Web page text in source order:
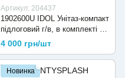
Артикул: 204437
1902600U IDOL Унітаз-компакт
підлоговий г/в, в комплекті з
сидінням поліпропілен та
дворежимною арматурою, н/п
(1 сорт)
4 000 грн/шт
Новинка